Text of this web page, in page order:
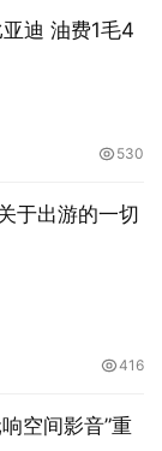
迪 油费1毛4
530
于出游的一切
416